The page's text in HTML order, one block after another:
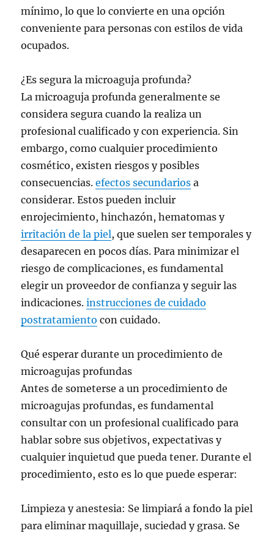
mínimo, lo que lo convierte en una opción
conveniente para personas con estilos de vida
ocupados.
¿Es segura la microaguja profunda?
La microaguja profunda generalmente se
considera segura cuando la realiza un
profesional cualificado y con experiencia. Sin
embargo, como cualquier procedimiento
cosmético, existen riesgos y posibles
consecuencias.efectos secundarios a
considerar. Estos pueden incluir
enrojecimiento, hinchazón, hematomas y
irritación de la piel, que suelen ser temporales y
desaparecen en pocos días. Para minimizar el
riesgo de complicaciones, es fundamental
elegir un proveedor de confianza y seguir las
indicaciones.instrucciones de cuidado
postratamiento con cuidado.
Qué esperar durante un procedimiento de
microagujas profundas
Antes de someterse a un procedimiento de
microagujas profundas, es fundamental
consultar con un profesional cualificado para
hablar sobre sus objetivos, expectativas y
cualquier inquietud que pueda tener. Durante el
procedimiento, esto es lo que puede esperar:
Limpieza y anestesia: Se limpiará a fondo la piel
para eliminar maquillaje, suciedad y grasa. Se